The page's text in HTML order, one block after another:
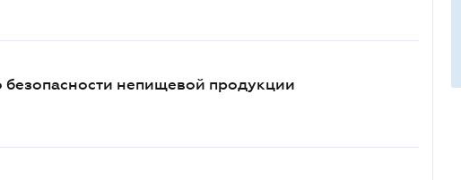
непищевой продукции